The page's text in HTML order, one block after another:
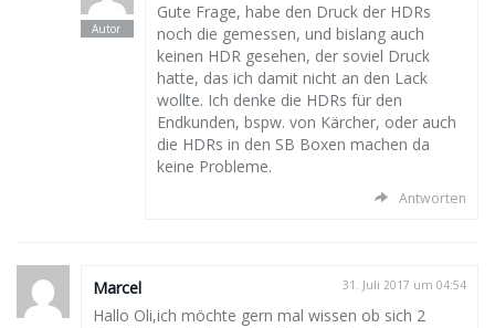
Gute Frage, habe den Druck der HDRs
noch die gemessen, und bislang auch
keinen HDR gesehen, der soviel Druck
hatte, das ich damit nicht an den Lack
wollte. Ich denke die HDRs für den
Endkunden, bspw. von Kärcher, oder auch
die HDRs in den SB Boxen machen da
keine Probleme.
Antworten
Marcel 31. Juli 2017 um 04:54
Hallo Oli,ich möchte gern mal wissen ob sich 2